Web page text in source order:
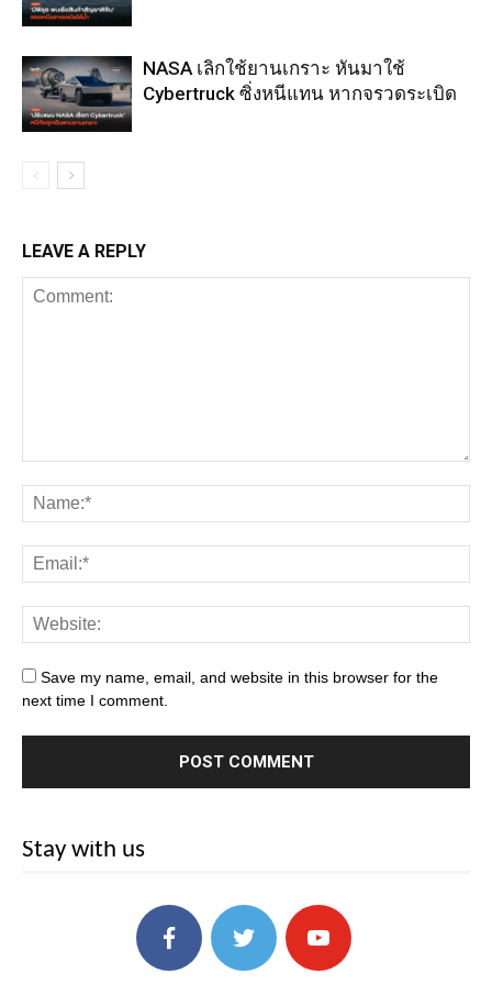
NASA เลิกใช้ยานเกราะ หันมาใช้
Cybertruck ซิ่งหนีแทน หากจรวดระเบิด
LEAVE A REPLY
Save my name, email, and website in this browser for the
next time I comment.
Stay with us